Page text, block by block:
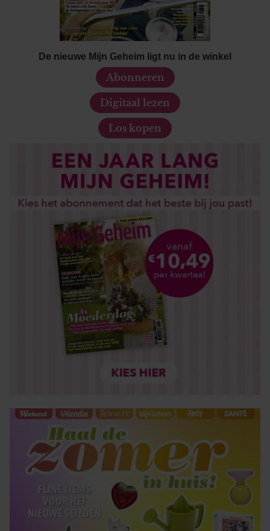
partners voor social media, adverteren en analyse. Deze
partners kunnen deze gegevens combineren met andere
informatie die u aan ze heeft verstrekt of die ze hebben
verzameld op basis van uw gebruik van hun services. U
gaat akkoord met onze cookies als u onze website blijft
De nieuwe Mijn Geheim ligt nu in de winkel
Abonneren
Digitaal lezen
Los kopen